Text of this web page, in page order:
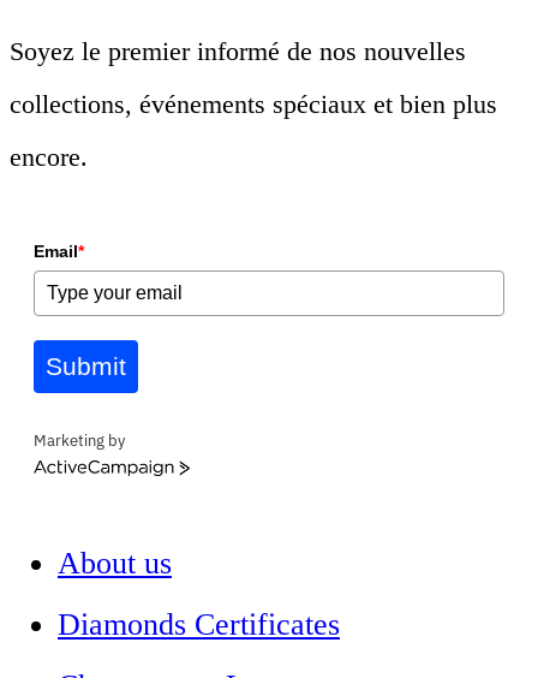
Soyez le premier informé de nos nouvelles
collections, événements spéciaux et bien plus
encore.
Email*
Submit
Marketing by
ActiveCampaign
About us
Diamonds Certificates